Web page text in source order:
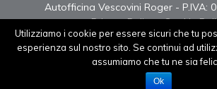
Autofficina Vescovini Roger - P.IVA:
Privacy Policy-Cookie
Sito realizzato daNetSet
Utilizziamo i cookie per essere sicuri che tu
esperienza sul nostro sito. Se continui ad
assumiamo che tu ne sia
Ok